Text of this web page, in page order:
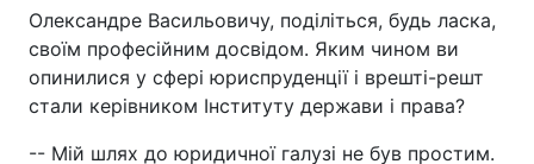
Олександре Васильовичу, поділіться, будь ласка,
своїм професійним досвідом. Яким чином ви
опинилися у сфері юриспруденції і врешті-решт
стали керівником Інституту держави і права?
-- Мій шлях до юридичної галузі не був простим.